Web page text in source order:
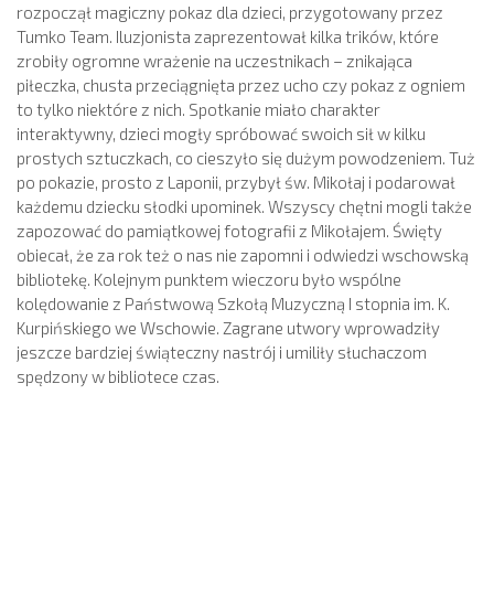
rozpoczął magiczny pokaz dla dzieci, przygotowany przez
Tumko Team. Iluzjonista zaprezentował kilka trików, które
zrobiły ogromne wrażenie na uczestnikach – znikająca
piłeczka, chusta przeciągnięta przez ucho czy pokaz z ogniem
to tylko niektóre z nich. Spotkanie miało charakter
interaktywny, dzieci mogły spróbować swoich sił w kilku
prostych sztuczkach, co cieszyło się dużym powodzeniem. Tuż
po pokazie, prosto z Laponii, przybył św. Mikołaj i podarował
każdemu dziecku słodki upominek. Wszyscy chętni mogli także
zapozować do pamiątkowej fotografii z Mikołajem. Święty
obiecał, że za rok też o nas nie zapomni i odwiedzi wschowską
bibliotekę. Kolejnym punktem wieczoru było wspólne
kolędowanie z Państwową Szkołą Muzyczną I stopnia im. K.
Kurpińskiego we Wschowie. Zagrane utwory wprowadziły
jeszcze bardziej świąteczny nastrój i umiliły słuchaczom
spędzony w bibliotece czas.